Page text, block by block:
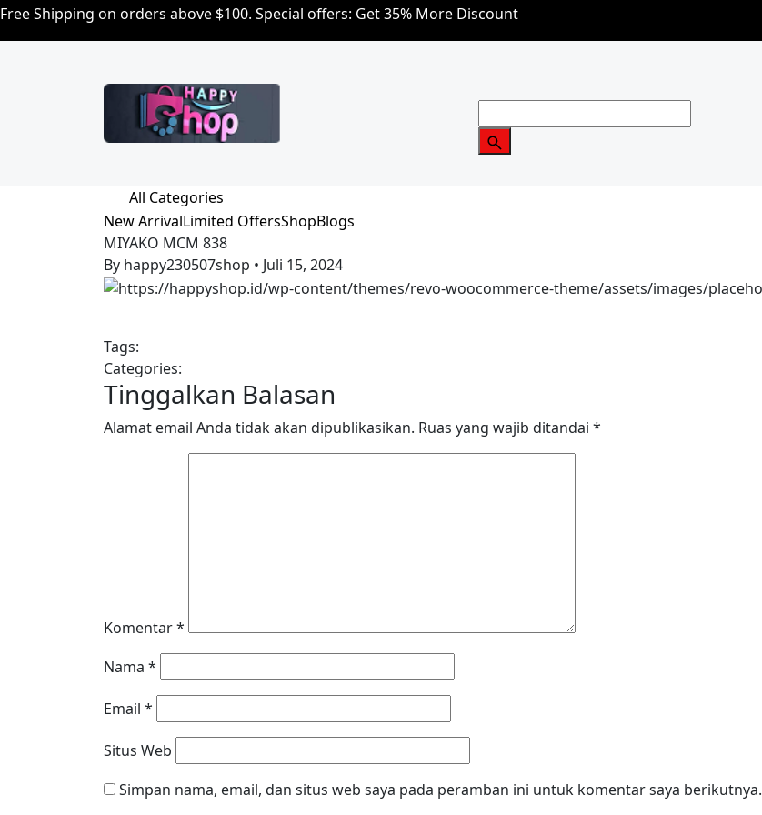
Free Shipping on orders above $100. Special offers: Get 35% More Discount
All Categories
New ArrivalLimited OffersShopBlogs
MIYAKO MCM 838
By happy230507shop • Juli 15, 2024
Tags:
Categories:
Tinggalkan Balasan
Alamat email Anda tidak akan dipublikasikan. Ruas yang wajib ditandai *
Komentar*
Nama *
Email *
Situs Web
Simpan nama, email, dan situs web saya pada peramban ini untuk komentar saya berikutnya.